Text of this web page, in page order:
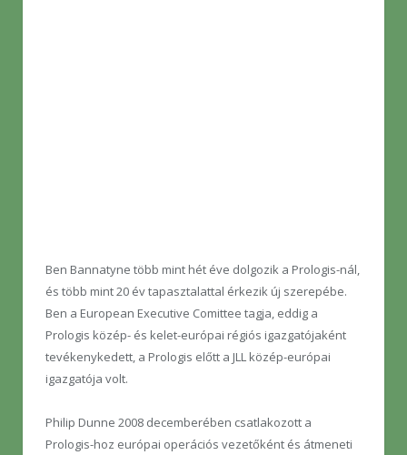
Ben Bannatyne több mint hét éve dolgozik a Prologis-nál,
és több mint 20 év tapasztalattal érkezik új szerepébe.
Ben a European Executive Comittee tagja, eddig a
Prologis közép- és kelet-európai régiós igazgatójaként
tevékenykedett, a Prologis előtt a JLL közép-európai
igazgatója volt.
Philip Dunne 2008 decemberében csatlakozott a
Prologis-hoz európai operációs vezetőként és átmeneti